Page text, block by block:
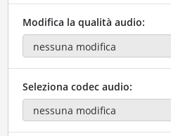
Modifica la qualità audio:
Seleziona codec audio: